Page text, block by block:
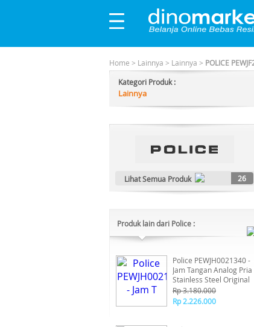
Home > Lainnya > Lainnya > POLICE
Kategori Produk :
Lainnya
Lihat Semua Produk 26
Produk lain dari Police :
Police PEWJH0021340 -
Jam Tangan Analog Pria
Stainless Steel Original
Rp 3.180.000
Rp 2.226.000